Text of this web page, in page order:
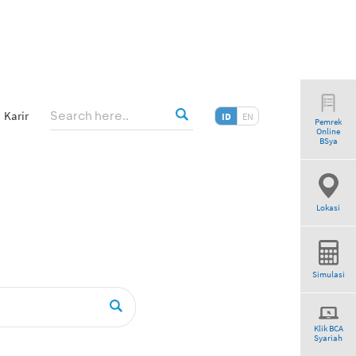
Karir ID EN
Pemrek
Online
BSya
Lokasi
Simulasi
Klik BCA
Syariah